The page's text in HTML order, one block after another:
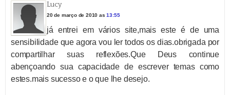
Lucy
20 de março de 2010 as13:55
já entrei em vários site,mais este é de uma
sensibilidade que agora vou ler todos os dias.obrigada por
compartilhar suas reflexões.Que Deus continue
abençoando sua capacidade de escrever temas como
estes.mais sucesso e o que lhe desejo.